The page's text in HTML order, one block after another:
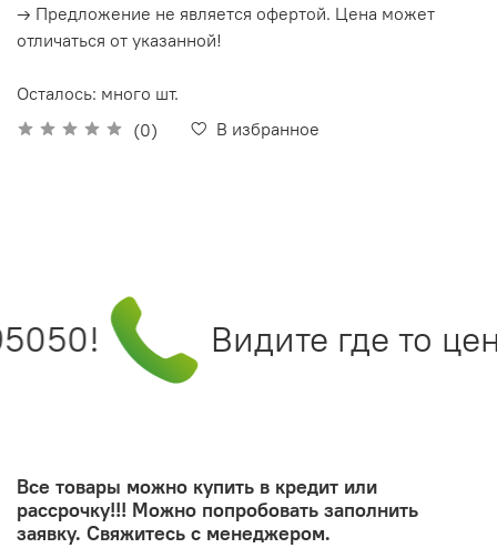
(0) В избранное
→ Предложение не является офертой. Цена может
отличаться от указанной!
Осталось: много шт.
Видите где то
Все товары можно купить в кредит или
рассрочку!!! Можно попробовать заполнить
заявку. Свяжитесь с менеджером.